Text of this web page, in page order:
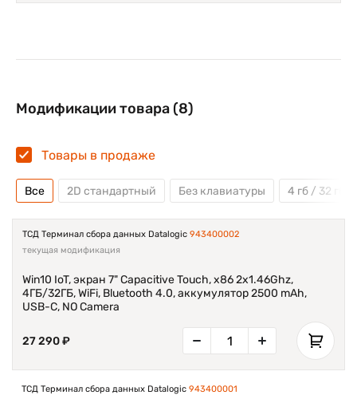
Модификации товара (8)
Товары в продаже
Все 2D стандартный Без клавиатуры 4 гб / 32 гб
ТСД Терминал сбора данных Datalogic 943400002
текущая модификация
Win10 IoT, экран 7" Capacitive Touch, x86 2x1.46Ghz,
4ГБ/32ГБ, WiFi, Bluetooth 4.0, аккумулятор 2500 mAh,
USB-C, NO Camera
27 290 ₽
ТСД Терминал сбора данных Datalogic 943400001